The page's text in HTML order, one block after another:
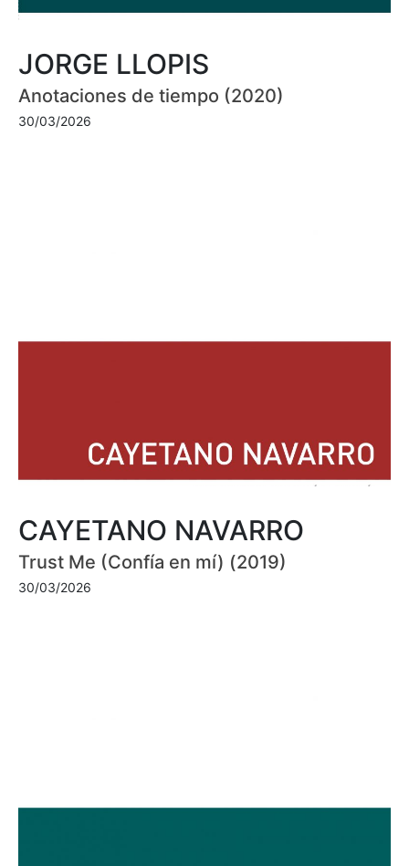
JORGE LLOPIS
Anotaciones de tiempo (2020)
30/03/2026
CAYETANO NAVARRO
Trust Me (Confía en mí) (2019)
30/03/2026